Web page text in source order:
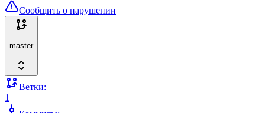
Сообщить о нарушении
master
Ветки:
1